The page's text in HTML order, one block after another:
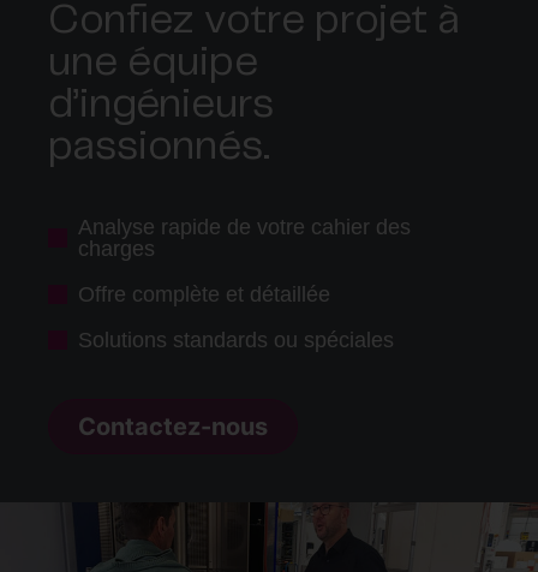
Confiez votre projet à
une équipe
d’ingénieurs
passionnés.
Analyse rapide de votre cahier des
charges
Offre complète et détaillée
Solutions standards ou spéciales
Contactez-nous